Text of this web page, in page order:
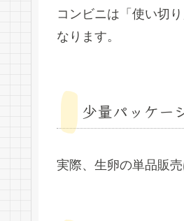
コンビニは「使い切
なります。
少量パッケー
実際、生卵の単品販